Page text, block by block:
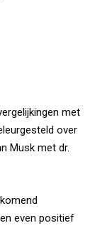
met
over
Musk met dr.
even positief